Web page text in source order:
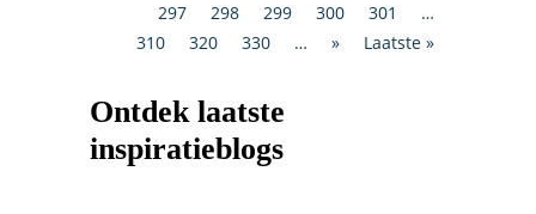
297
298 299 300 301
…
310
320 330 … » Laatste »
Ontdek laatste
inspiratieblogs